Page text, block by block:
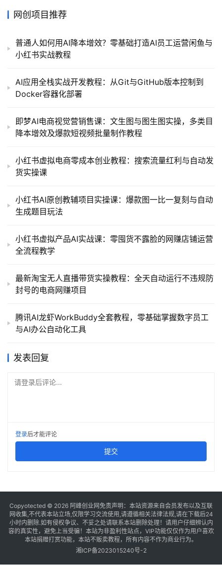
网创项目推荐
普通人如何用AI降本增效？零基础打造AI员工运营闲鱼与
小红书实战教程
AI应用全栈实战开发教程：从Git与GitHub版本控制到
Docker容器化部署
即梦AI电商视觉营销售课：文生图与图生图实操，多类目
降本增效及爆款短视频批量制作教程
小红书虚拟电商零成本创业教程：搜索流量红利与自动发
货实操课
小红书AI原创教辅项目实操课：爆款图一比一复刻与自动
生成题目玩法
小红书虚拟产品AI实战课：零囤货不露脸的网赚店铺运营
全流程教学
最新淘宝无人直播带货实操教程：全天自动运行不违规防
封号的电商网赚项目
腾讯AI龙虾WorkBuddy全套教程，零基础掌握数字员工
与AI办公自动化工具
发表回复
请登录后评论...
登录后才能评论
提交
Copyotected © 2026 阿峰创业网 免责声明：本站资源来自会员发布以及互联
网收集,不代表本站立场,仅限学习交流使用,请遵循相关法律法规,请在下载后24
小时内删除.如有侵权争议、不妥之处请联系本站删除处理！请用户仔细辨认内
容的真实性，避免上当受骗！本站为非盈利性站点，VIP功能仅仅作为用户喜欢
本站捐赠打赏功能，本站不贩卖教程，所有内容不作为商业行为。
湘ICP备2023015240号-2